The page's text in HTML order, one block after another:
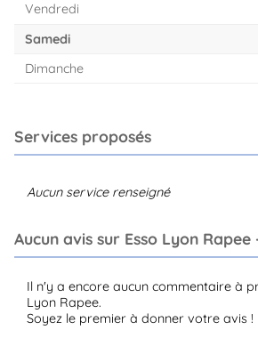
Vendredi
Samedi
Dimanche
Services proposés
Aucun service renseigné
Aucun avis sur Esso Lyon Rapee
Il n'y a encore aucun commentaire à
Lyon Rapee.
Soyez le premier à donner votre avis !